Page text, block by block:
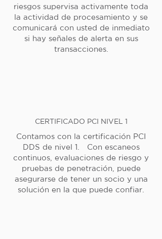
riesgos supervisa activamente toda
la actividad de procesamiento y se
comunicará con usted de inmediato
si hay señales de alerta en sus
transacciones.
CERTIFICADO PCI NIVEL 1
Contamos con la certificación PCI
DDS de nivel 1. Con escaneos
continuos, evaluaciones de riesgo y
pruebas de penetración, puede
asegurarse de tener un socio y una
solución en la que puede confiar.